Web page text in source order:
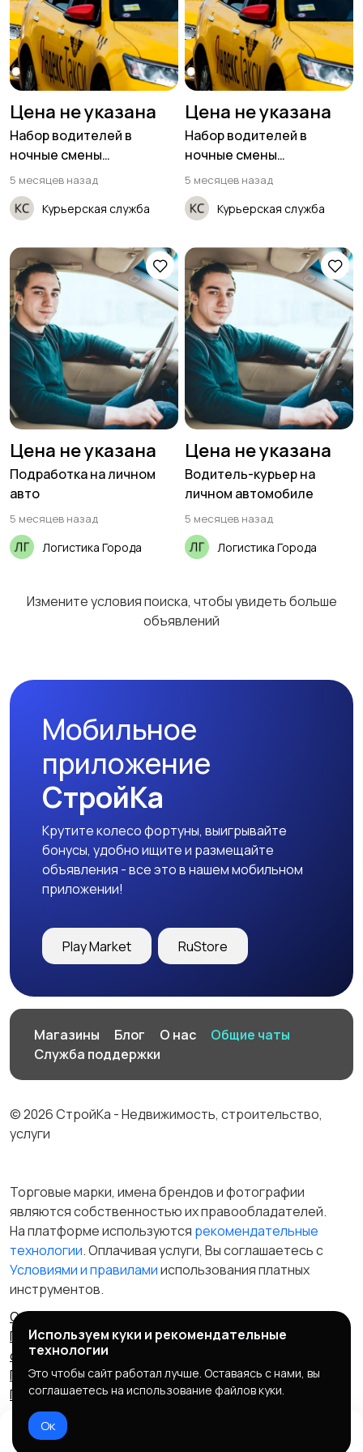
Цена не указана
Набор водителей в
ночные смены
(приглашаем женщин)
5 месяцев назад
Курьерская служба
Цена не указана
Набор водителей в
ночные смены
(приглашаем женщин)
5 месяцев назад
Курьерская служба
Цена не указана
Подработка на личном
авто
5 месяцев назад
Логистика Города
Цена не указана
Водитель-курьер на
личном автомобиле
5 месяцев назад
Логистика Города
Измените условия поиска, чтобы увидеть больше
объявлений
Мобильное
приложение
СтройКа
Крутите колесо фортуны, выигрывайте
бонусы, удобно ищите и размещайте
объявления - все это в нашем мобильном
приложении!
Play Market RuStore
Магазины Блог О нас
Общие чаты
Служба поддержки
© 2026 СтройКа - Недвижимость, строительство,
услуги
Торговые марки, имена брендов и фотографии
являются собственностью их правообладателей.
На платформе используются рекомендательные
технологии. Оплачивая услуги, Вы соглашаетесь c
Условиями и правиламииспользования платных
инструментов.
Отказ от ответственности
Правила сервиса
Политика конфиденциальности
Пользовательское
соглашение
Запрещенные товары/услуги
Правообладателям
Партнерская программа
Политика cookie
Используем куки и рекомендательные
технологии
Это чтобы сайт работал лучше. Оставаясь с нами, вы
соглашаетесь на использование файлов куки.
Ок